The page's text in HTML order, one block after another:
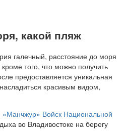
какой пляж
галечный, расстояние до моря
того, что можно получить
предоставляется уникальная
красивым видом,
«Манчжур» Войск Национальной
во Владивостоке на берегу